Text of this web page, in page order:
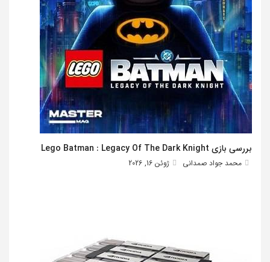
بررسی بازی Lego Batman : Legacy Of The Dark Knight
محمد جواد صمدانی ژوئن 16, 2026